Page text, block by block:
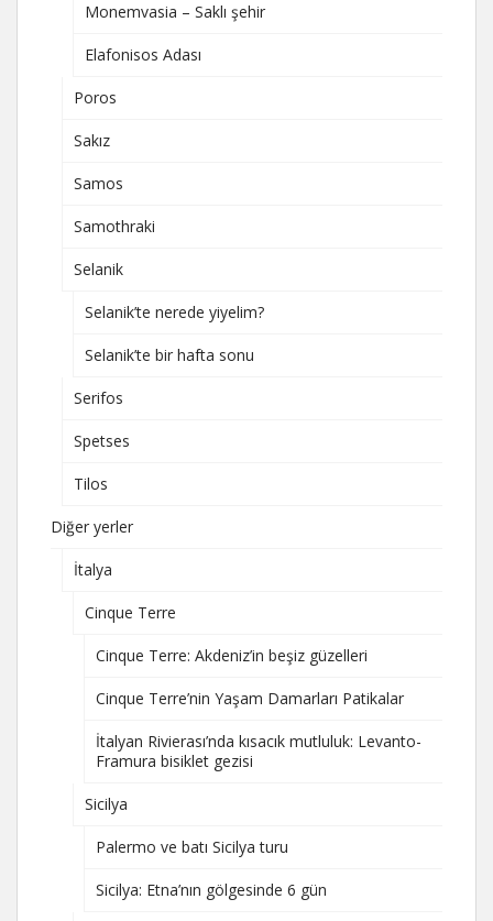
Monemvasia – Saklı şehir
Elafonisos Adası
Poros
Sakız
Samos
Samothraki
Selanik
Selanik’te nerede yiyelim?
Selanik’te bir hafta sonu
Serifos
Spetses
Tilos
Diğer yerler
İtalya
Cinque Terre
Cinque Terre: Akdeniz’in beşiz güzelleri
Cinque Terre’nin Yaşam Damarları Patikalar
İtalyan Rivierası’nda kısacık mutluluk: Levanto-
Framura bisiklet gezisi
Sicilya
Palermo ve batı Sicilya turu
Sicilya: Etna’nın gölgesinde 6 gün